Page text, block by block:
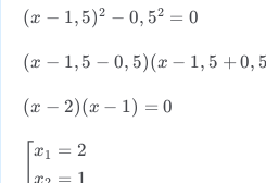
d
\
g
h
t.
}
=
v
_
{
0
2
c
o
t
1
o
t
1
,
5
\
c
-
2
\
c
d
o
t
,
)
^
{
2
}
}
(
-
,
)
(x − 1, 5)2 − 0, 52 = 0
(
-
(x − 1, 5 − 0, 5)(x − 1, 5 + 0, 5
(
(x − 2)(x − 1) = 0
le
x1 = 2
x = 1